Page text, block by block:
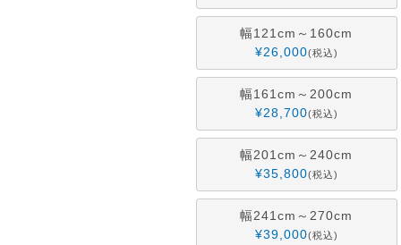
幅121cm～160cm
¥26,000 税込
幅161cm～200cm
¥28,700 税込
幅201cm～240cm
¥35,800 税込
幅241cm～270cm
¥39,000 税込